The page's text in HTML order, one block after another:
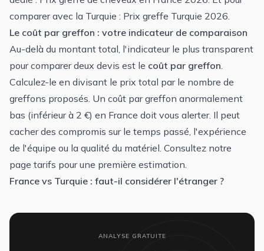
comparer avec la Turquie : Prix greffe Turquie 2026
Le coût par greffon : votre indicateur de comparaison
Au-delà du montant total, l'indicateur le plus transparent
pour comparer deux devis est le coût par greffon
Calculez-le en divisant le prix total par le nombre de
greffons proposés. Un coût par greffon anormalement
bas (inférieur à 2 €) en France doit vous alerter. Il peut
cacher des compromis sur le temps passé, l'expérience
de l'équipe ou la qualité du matériel. Consultez notre
page tarifs pour une première estimation.
France vs Turquie : faut-il considérer l'étranger ?
ANALYSE GRATUITE